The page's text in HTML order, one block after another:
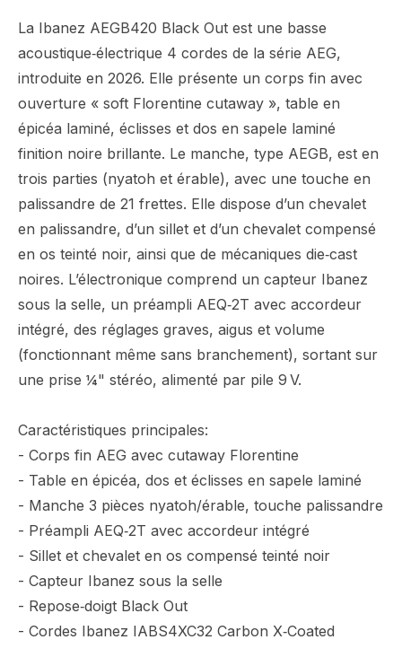
La Ibanez AEGB420 Black Out est une basse
acoustique‑électrique 4 cordes de la série AEG,
introduite en 2026. Elle présente un corps fin avec
ouverture « soft Florentine cutaway », table en
épicéa laminé, éclisses et dos en sapele laminé
finition noire brillante. Le manche, type AEGB, est en
trois parties (nyatoh et érable), avec une touche en
palissandre de 21 frettes. Elle dispose d’un chevalet
en palissandre, d’un sillet et d’un chevalet compensé
en os teinté noir, ainsi que de mécaniques die‑cast
noires. L’électronique comprend un capteur Ibanez
sous la selle, un préampli AEQ‑2T avec accordeur
intégré, des réglages graves, aigus et volume
(fonctionnant même sans branchement), sortant sur
une prise ¼" stéréo, alimenté par pile 9 V.
Caractéristiques principales:
- Corps fin AEG avec cutaway Florentine
- Table en épicéa, dos et éclisses en sapele laminé
- Manche 3 pièces nyatoh/érable, touche palissandre
- Préampli AEQ‑2T avec accordeur intégré
- Sillet et chevalet en os compensé teinté noir
- Capteur Ibanez sous la selle
- Repose‑doigt Black Out
- Cordes Ibanez IABS4XC32 Carbon X‑Coated